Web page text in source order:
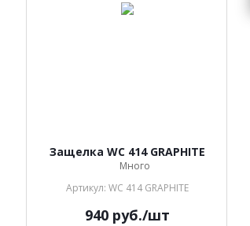
Защелка WC 414 GRAPHITE
Много
Артикул: WC 414 GRAPHITE
940руб./шт